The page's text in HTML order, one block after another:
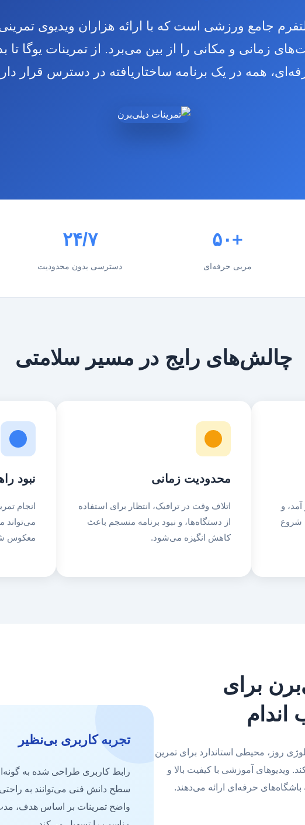
جامع ورزشی است که با ارائه هزاران ویدیوی تمرینی
زمانی و مکانی را از بین می‌برد. از تمرینات یوگا تا
همه در یک برنامه ساختاریافته در دسترس قرار
+۵۰
مربی حرفه‌ای
۲۴/۷
دسترسی بدون محدودیت
چالش‌های رایج در مسیر سلامتی
و
شروع
محدودیت زمانی
اتلاف وقت در ترافیک، انتظار برای استفاده
از دستگاه‌ها، و نبود برنامه منسجم باعث
کاهش انگیزه می‌شود.
نبود
انجام
می‌تواند
معکوس
برای
اندام
روز، محیطی استاندارد برای تمرین
ویدیوهای آموزشی با کیفیت بالا و
حرفه‌ای ارائه می‌دهند.
تجربه کاربری بی‌نظیر
رابط کاربری طراحی شده به
سطح دانش فنی می‌توانند به راحتی
واضح تمرینات بر اساس هدف،